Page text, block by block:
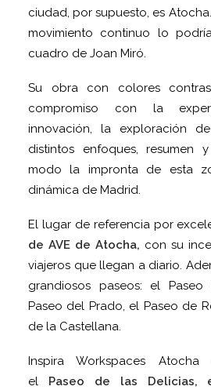
ciudad, por supuesto, es
movimiento continuo lo
cuadro de Joan Miró.
Su obra con colores
compromiso con la
innovación, la exploración
distintos enfoques, resumen
modo la impronta de esta
dinámica de Madrid.
El lugar de referencia por
de AVE de Atocha, con su
viajeros que llegan a diario.
grandiosos paseos: el
Paseo del Prado, el Paseo de
de la Castellana.
Inspira Workspaces
el Paseo de las